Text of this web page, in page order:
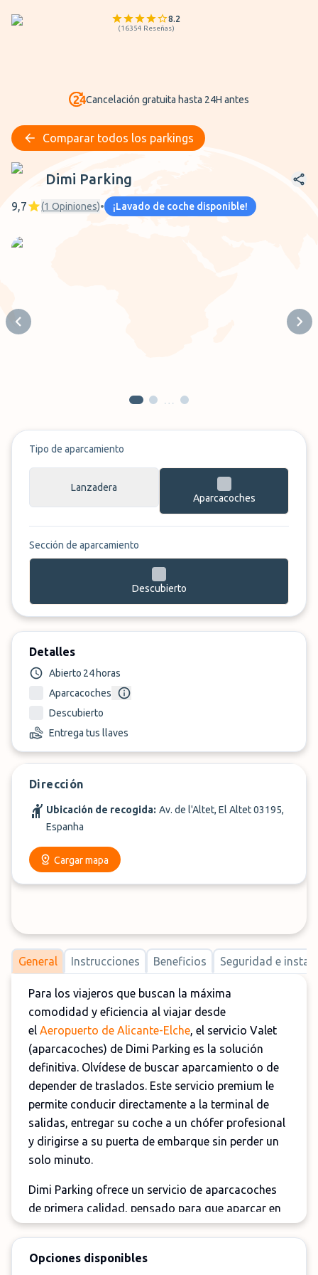
8.2
(16354 Reseñas)
Cancelación gratuita hasta 24H antes
Comparar todos los parkings
Dimi Parking
Dimi Parking
9,7 (1 Opiniones)• ¡Lavado de coche disponible!
Previous slide
…
Tipo de aparcamiento
Lanzadera
Aparcacoches
Sección de aparcamiento
Descubierto
Detalles
Abierto 24 horas
Aparcacoches
Descubierto
Entrega tus llaves
Dirección
Ubicación de recogida: Av. de l'Altet, El Altet 03195,
Espanha
Cargar mapa
General Instrucciones Beneficios Seguridad e
Para los viajeros que buscan la máxima
comodidad y eficiencia al viajar desde
el Aeropuerto de Alicante-Elche, el servicio Valet
(aparcacoches) de Dimi Parking es la solución
definitiva. Olvídese de buscar aparcamiento o de
depender de traslados. Este servicio premium le
permite conducir directamente a la terminal de
salidas, entregar su coche a un chófer profesional
y dirigirse a su puerta de embarque sin perder un
solo minuto.
Dimi Parking ofrece un servicio de aparcacoches
de primera calidad, pensado para que aparcar en
el aeropuerto sea rápido, cómodo y sin
horas del día, los 7 días de la semana,
Opciones disponibles